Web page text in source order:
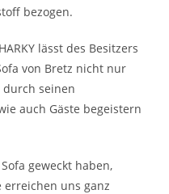
bezogen.
lässt des Besitzers
von Bretz nicht nur
seinen
auch Gäste begeistern
geweckt haben,
erreichen uns ganz